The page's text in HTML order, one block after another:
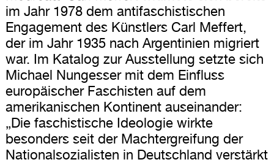
im Jahr 1978 dem antifaschistischen
Engagement des Künstlers Carl Meffert,
der im Jahr 1935 nach Argentinien migriert
war. Im Katalog zur Ausstellung setzte sich
Michael Nungesser mit dem Einfluss
europäischer Faschisten auf dem
amerikanischen Kontinent auseinander:
„Die faschistische Ideologie wirkte
besonders seit der Machtergreifung der
Nationalsozialisten in Deutschland verstärkt